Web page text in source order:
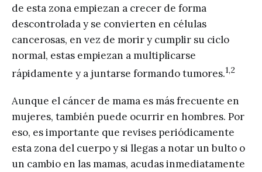
de esta zona empiezan a crecer de forma
descontrolada y se convierten en células
cancerosas, en vez de morir y cumplir su ciclo
normal, estas empiezan a multiplicarse
rápidamente y a juntarse formando tumores.1,2
Aunque el cáncer de mama es más frecuente en
mujeres, también puede ocurrir en hombres. Por
eso, es importante que revises periódicamente
esta zona del cuerpo y si llegas a notar un bulto o
un cambio en las mamas, acudas inmediatamente